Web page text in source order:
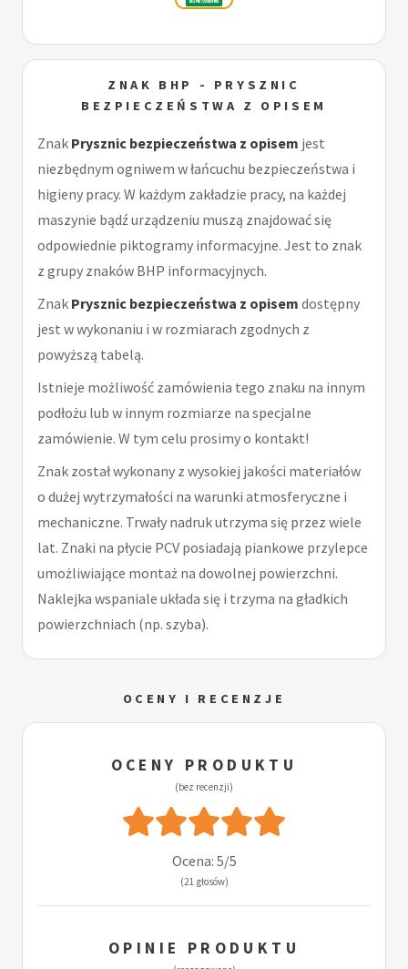
ZNAK BHP - PRYSZNIC
BEZPIECZEŃSTWA Z OPISEM
Znak Prysznic bezpieczeństwa z opisem jest
niezbędnym ogniwem w łańcuchu bezpieczeństwa i
higieny pracy. W każdym zakładzie pracy, na każdej
maszynie bądź urządzeniu muszą znajdować się
odpowiednie piktogramy informacyjne. Jest to znak
z grupy znaków BHP informacyjnych.
Znak Prysznic bezpieczeństwa z opisem dostępny
jest w wykonaniu i w rozmiarach zgodnych z
powyższą tabelą.
Istnieje możliwość zamówienia tego znaku na innym
podłożu lub w innym rozmiarze na specjalne
zamówienie. W tym celu prosimy o kontakt!
Znak został wykonany z wysokiej jakości materiałów
o dużej wytrzymałości na warunki atmosferyczne i
mechaniczne. Trwały nadruk utrzyma się przez wiele
lat. Znaki na płycie PCV posiadają piankowe przylepce
umożliwiające montaż na dowolnej powierzchni.
Naklejka wspaniale układa się i trzyma na gładkich
powierzchniach (np. szyba).
OCENY I RECENZJE
OCENY PRODUKTU
(bez recenzji)
Ocena: 5/5
(21 głosów)
OPINIE PRODUKTU